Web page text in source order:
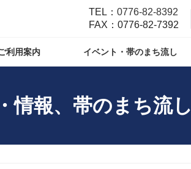
TEL： 0776-82-8392
FAX：0776-82-7392
利用案内 イベント・帯のまち流し
情報、帯のまち流し